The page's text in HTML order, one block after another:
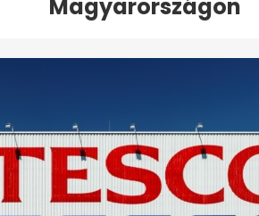
Magyarországon